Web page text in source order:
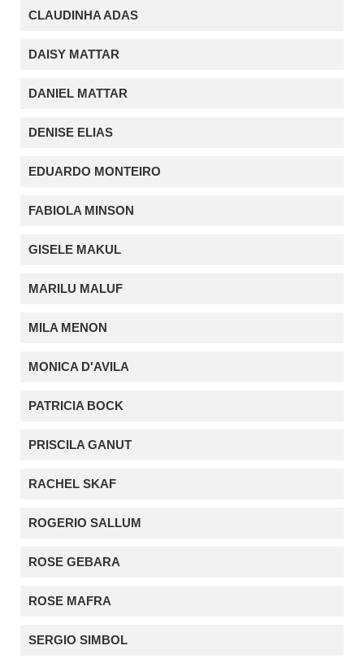
CLAUDINHA ADAS
DAISY MATTAR
DANIEL MATTAR
DENISE ELIAS
EDUARDO MONTEIRO
FABIOLA MINSON
GISELE MAKUL
MARILU MALUF
MILA MENON
MONICA D'AVILA
PATRICIA BOCK
PRISCILA GANUT
RACHEL SKAF
ROGERIO SALLUM
ROSE GEBARA
ROSE MAFRA
SERGIO SIMBOL